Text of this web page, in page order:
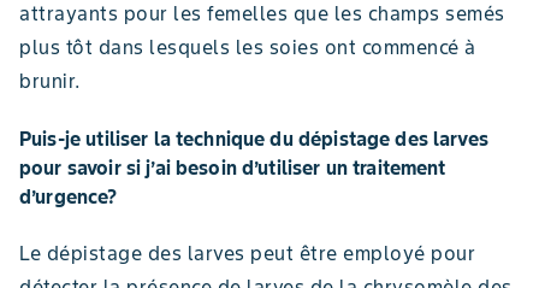
attrayants pour les femelles que les champs semés
plus tôt dans lesquels les soies ont commencé à
brunir.
Puis-je utiliser la technique du dépistage des larves
pour savoir si j’ai besoin d’utiliser un traitement
d’urgence?
Le dépistage des larves peut être employé pour